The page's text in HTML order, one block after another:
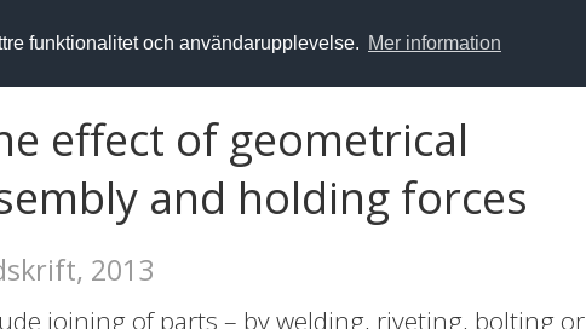
funktionalitet och användarupplevelse. Mer information
effect of geometrical
and holding forces
2013
joining of parts – by welding, riveting, bolting or